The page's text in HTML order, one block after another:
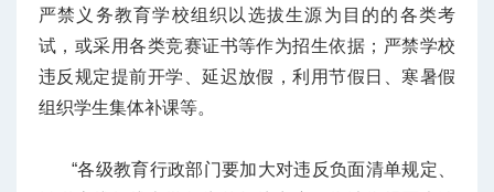
严禁义务教育学校组织以选拔生源为目的的各类考
试，或采用各类竞赛证书等作为招生依据；严禁学校
违反规定提前开学、延迟放假，利用节假日、寒暑假
组织学生集体补课等。
“各级教育行政部门要加大对违反负面清单规定、